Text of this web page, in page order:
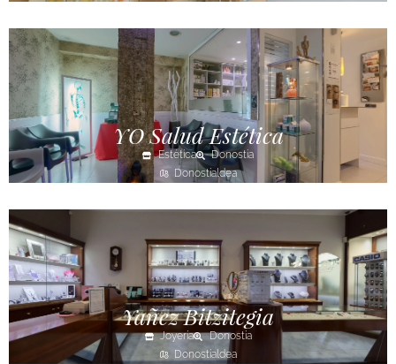
YO Salud Estética
Estética
Donostia
Donostialdea
Yañez Bitzitegia
Joyería
Donostia
Donostialdea